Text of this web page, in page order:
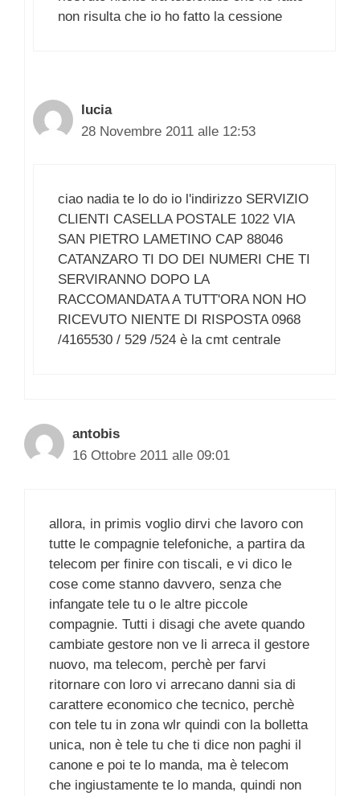
non risulta che io ho fatto la cessione
lucia
28 Novembre 2011 alle 12:53
ciao nadia te lo do io l'indirizzo SERVIZIO
CLIENTI CASELLA POSTALE 1022 VIA
SAN PIETRO LAMETINO CAP 88046
CATANZARO TI DO DEI NUMERI CHE TI
SERVIRANNO DOPO LA
RACCOMANDATA A TUTT'ORA NON HO
RICEVUTO NIENTE DI RISPOSTA 0968
/4165530 / 529 /524 è la cmt centrale
antobis
16 Ottobre 2011 alle 09:01
allora, in primis voglio dirvi che lavoro con
tutte le compagnie telefoniche, a partira da
telecom per finire con tiscali, e vi dico le
cose come stanno davvero, senza che
infangate tele tu o le altre piccole
compagnie. Tutti i disagi che avete quando
cambiate gestore non ve li arreca il gestore
nuovo, ma telecom, perchè per farvi
ritornare con loro vi arrecano danni sia di
carattere economico che tecnico, perchè
con tele tu in zona wlr quindi con la bolletta
unica, non è tele tu che ti dice non paghi il
canone e poi te lo manda, ma è telecom
che ingiustamente te lo manda, quindi non